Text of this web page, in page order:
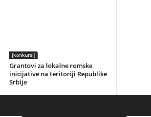
[konkursi]
Grantovi za lokalne romske
inicijative na teritoriji Republike
Srbije